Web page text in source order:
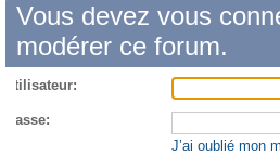
Vous devez vous
modérer ce forum.
passe:
J’ai oublié mon